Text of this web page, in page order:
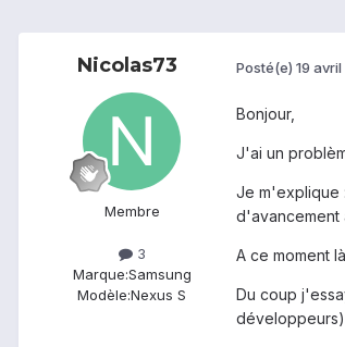
Nicolas73
Membre
3
Marque:Samsung
Modèle:Nexus S
Posté(e) 19 avril
Bonjour,
J'ai un
Je m'explique
d'avancement
A ce moment
Du coup